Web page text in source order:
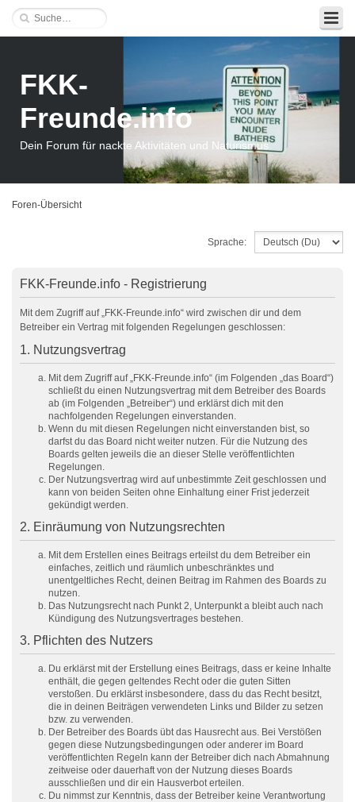
FKK-
Freunde.info
Dein Forum für nackte Aktivitäten und Naturismus
Foren-Übersicht
Sprache:
FKK-Freunde.info - Registrierung
Mit dem Zugriff auf „FKK-Freunde.info“ wird zwischen dir und dem
Betreiber ein Vertrag mit folgenden Regelungen geschlossen:
1. Nutzungsvertrag
Mit dem Zugriff auf „FKK-Freunde.info“ (im Folgenden „das Board“)
schließt du einen Nutzungsvertrag mit dem Betreiber des Boards
ab (im Folgenden „Betreiber“) und erklärst dich mit den
nachfolgenden Regelungen einverstanden.
Wenn du mit diesen Regelungen nicht einverstanden bist, so
darfst du das Board nicht weiter nutzen. Für die Nutzung des
Boards gelten jeweils die an dieser Stelle veröffentlichten
Regelungen.
Der Nutzungsvertrag wird auf unbestimmte Zeit geschlossen und
kann von beiden Seiten ohne Einhaltung einer Frist jederzeit
gekündigt werden.
2. Einräumung von Nutzungsrechten
Mit dem Erstellen eines Beitrags erteilst du dem Betreiber ein
einfaches, zeitlich und räumlich unbeschränktes und
unentgeltliches Recht, deinen Beitrag im Rahmen des Boards zu
nutzen.
Das Nutzungsrecht nach Punkt 2, Unterpunkt a bleibt auch nach
Kündigung des Nutzungsvertrages bestehen.
3. Pflichten des Nutzers
Du erklärst mit der Erstellung eines Beitrags, dass er keine Inhalte
enthält, die gegen geltendes Recht oder die guten Sitten
verstoßen. Du erklärst insbesondere, dass du das Recht besitzt,
die in deinen Beiträgen verwendeten Links und Bilder zu setzen
bzw. zu verwenden.
Der Betreiber des Boards übt das Hausrecht aus. Bei Verstößen
gegen diese Nutzungsbedingungen oder anderer im Board
veröffentlichten Regeln kann der Betreiber dich nach Abmahnung
zeitweise oder dauerhaft von der Nutzung dieses Boards
ausschließen und dir ein Hausverbot erteilen.
Du nimmst zur Kenntnis, dass der Betreiber keine Verantwortung